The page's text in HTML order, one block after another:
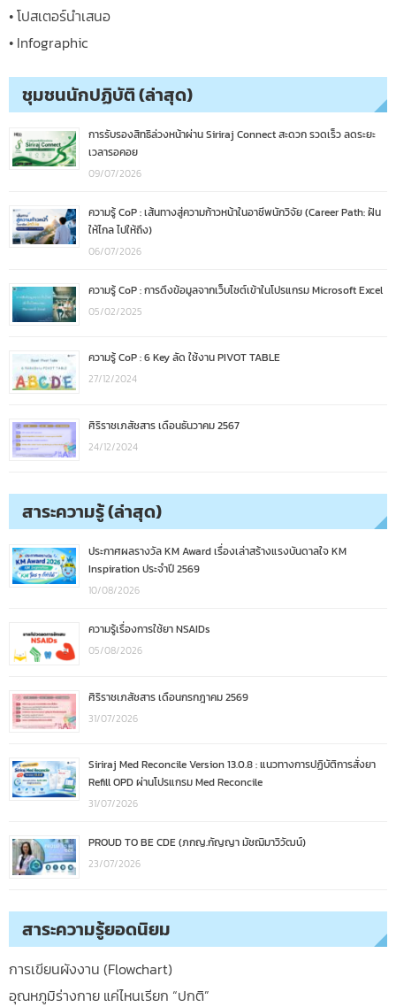
• โปสเตอร์นำเสนอ
• Infographic
ชุมชนนักปฏิบัติ (ล่าสุด)
การรับรองสิทธิล่วงหน้าผ่าน Siriraj Connect สะดวก รวดเร็ว ลดระยะ
เวลารอคอย
09/07/2026
ความรู้ CoP : เส้นทางสู่ความก้าวหน้าในอาชีพนักวิจัย (Career Path: ฝัน
ให้ไกล ไปให้ถึง)
06/07/2026
ความรู้ CoP : การดึงข้อมูลจากเว็บไซต์เข้าในโปรแกรม Microsoft Excel
05/02/2025
ความรู้ CoP : 6 Key ลัด ใช้งาน PIVOT TABLE
27/12/2024
ศิริราชเภสัชสาร เดือนธันวาคม 2567
24/12/2024
สาระความรู้ (ล่าสุด)
ประกาศผลรางวัล KM Award เรื่องเล่าสร้างแรงบันดาลใจ KM
Inspiration ประจำปี 2569
10/08/2026
ความรู้เรื่องการใช้ยา NSAIDs
05/08/2026
ศิริราชเภสัชสาร เดือนกรกฎาคม 2569
31/07/2026
Siriraj Med Reconcile Version 13.0.8 : แนวทางการปฏิบัติการสั่งยา
Refill OPD ผ่านโปรแกรม Med Reconcile
31/07/2026
PROUD TO BE CDE (ภกญ.กัญญา มัชฌิมาวิวัฒน์)
23/07/2026
สาระความรู้ยอดนิยม
การเขียนผังงาน (Flowchart)
อุณหภูมิร่างกาย แค่ไหนเรียก “ปกติ”